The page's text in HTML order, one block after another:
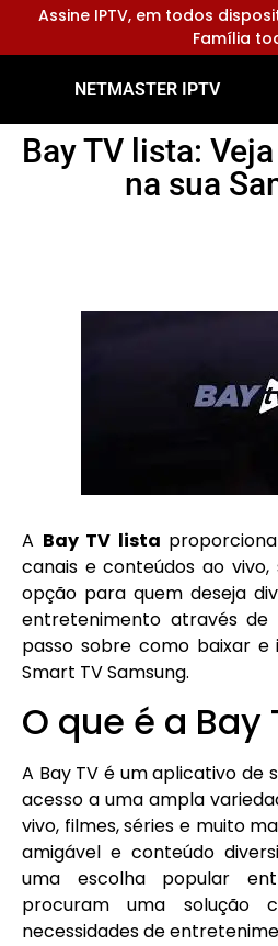
Assine IPTV, em todos
Família
NETMASTER IPTV
Bay TV lista:
na sua
A Bay TV lista
canais e conteúdos ao
opção para quem deseja
entretenimento através de
passo sobre como baixar
Smart TV Samsung.
O que é a Bay
A Bay TV é um aplicativo de
acesso a uma ampla
vivo, filmes, séries e muito
amigável e conteúdo
uma escolha popular
procuram uma solução
necessidades de